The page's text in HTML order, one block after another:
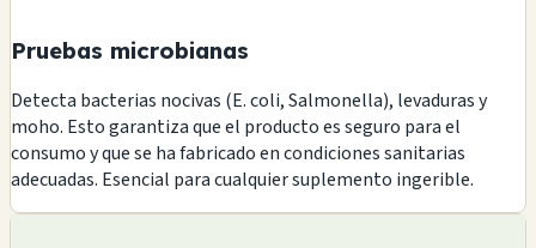
Pruebas microbianas
Detecta bacterias nocivas (E. coli, Salmonella), levaduras y
moho. Esto garantiza que el producto es seguro para el
consumo y que se ha fabricado en condiciones sanitarias
adecuadas. Esencial para cualquier suplemento ingerible.